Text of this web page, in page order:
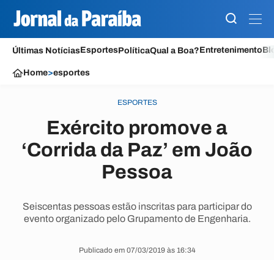
Últimas NotíciasEsportesPolíticaQual a Boa?Entretenimento
Home>esportes
ESPORTES
Exército promove a
‘Corrida da Paz’ em João
Pessoa
Seiscentas pessoas estão inscritas para participar do
evento organizado pelo Grupamento de Engenharia.
Publicado em 07/03/2019 às 16:34